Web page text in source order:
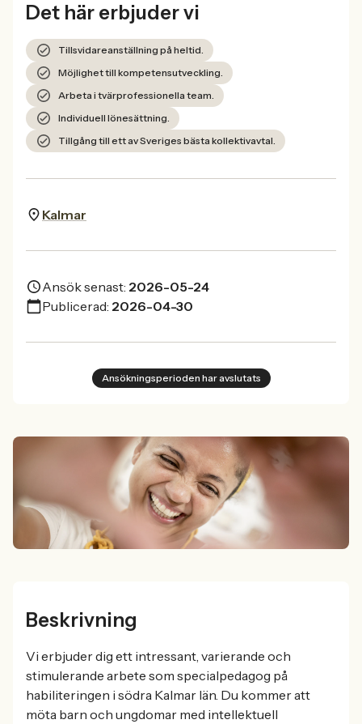
Det här erbjuder vi
Tillsvidareanställning på heltid.
Möjlighet till kompetensutveckling.
Arbeta i tvärprofessionella team.
Individuell lönesättning.
Tillgång till ett av Sveriges bästa kollektivavtal.
Kalmar
Ansök senast: 2026-05-24
Publicerad: 2026-04-30
Ansökningsperioden har avslutats
Beskrivning
Vi erbjuder dig ett intressant, varierande och
stimulerande arbete som specialpedagog på
habiliteringen i södra Kalmar län. Du kommer att
möta barn och ungdomar med intellektuell